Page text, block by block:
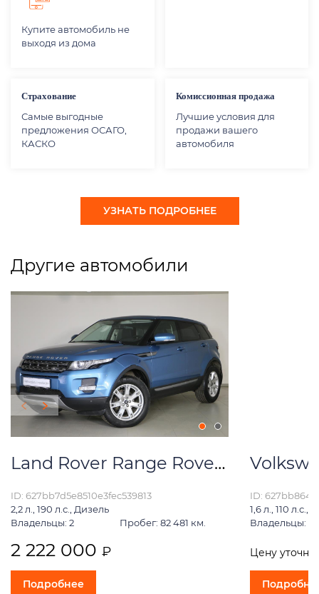
Купите автомобиль не
выходя из дома
Страхование
Самые выгодные
предложения ОСАГО,
КАСКО
Комиссионная продажа
Лучшие условия для
продажи вашего
автомобиля
УЗНАТЬ ПОДРОБНЕЕ
Другие автомобили
Land Rover Range Rover Evoque
ID: 627bb7d5e8510e3fec539813
2,2 л., 190 л.с., Дизель
Владельцы: 2
Пробег: 82 481 км.
2 222 000 ₽
Подробнее
ID:
1,6 л., 110 л.с.,
Владельцы: 1
Цену